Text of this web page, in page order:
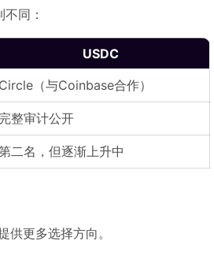
同：
USDC
Circle（与Coinbase合作）
完整审计公开
二名，但逐渐上升中
供更多选择方向。